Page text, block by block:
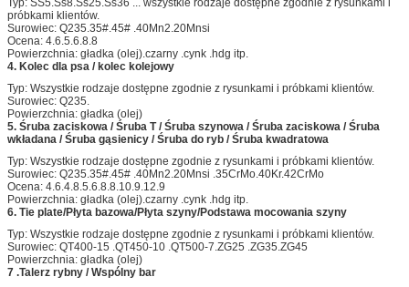
Typ: SS5.Ss8.Ss25.Ss36 ... wszystkie rodzaje dostępne zgodnie z rysunkami i
próbkami klientów.
Surowiec: Q235.35#.45# .40Mn2.20Mnsi
Ocena: 4.6.5.6.8.8
Powierzchnia: gładka (olej).czarny .cynk .hdg itp.
4. Kolec dla psa / kolec kolejowy
Typ: Wszystkie rodzaje dostępne zgodnie z rysunkami i próbkami klientów.
Surowiec: Q235.
Powierzchnia: gładka (olej)
5. Śruba zaciskowa / Śruba T / Śruba szynowa / Śruba zaciskowa / Śruba
wkładana / Śruba gąsienicy / Śruba do ryb / Śruba kwadratowa
Typ: Wszystkie rodzaje dostępne zgodnie z rysunkami i próbkami klientów.
Surowiec: Q235.35#.45# .40Mn2.20Mnsi .35CrMo.40Kr.42CrMo
Ocena: 4.6.4.8.5.6.8.8.10.9.12.9
Powierzchnia: gładka (olej).czarny .cynk .hdg itp.
6. Tie plate/Płyta bazowa/Płyta szyny/Podstawa mocowania szyny
Typ: Wszystkie rodzaje dostępne zgodnie z rysunkami i próbkami klientów.
Surowiec: QT400-15 .QT450-10 .QT500-7.ZG25 .ZG35.ZG45
Powierzchnia: gładka (olej)
7 .Talerz rybny / Wspólny bar